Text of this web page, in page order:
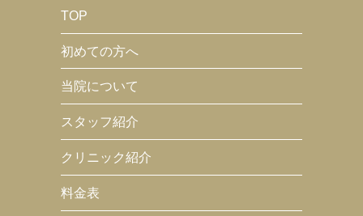
TOP
初めての方へ
当院について
スタッフ紹介
クリニック紹介
料金表